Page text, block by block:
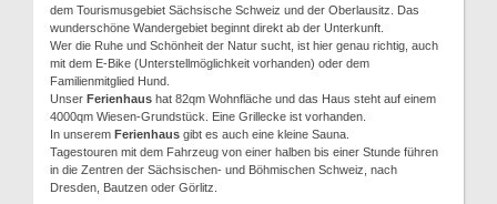
dem Tourismusgebiet Sächsische Schweiz und der Oberlausitz. Das
wunderschöne Wandergebiet beginnt direkt ab der Unterkunft.
Wer die Ruhe und Schönheit der Natur sucht, ist hier genau richtig, auch
mit dem E-Bike (Unterstellmöglichkeit vorhanden) oder dem
Familienmitglied Hund.
Unser Ferienhaus hat 82qm Wohnfläche und das Haus steht auf einem
4000qm Wiesen-Grundstück. Eine Grillecke ist vorhanden.
In unserem Ferienhaus gibt es auch eine kleine Sauna.
Tagestouren mit dem Fahrzeug von einer halben bis einer Stunde führen
in die Zentren der Sächsischen- und Böhmischen Schweiz, nach
Dresden, Bautzen oder Görlitz.